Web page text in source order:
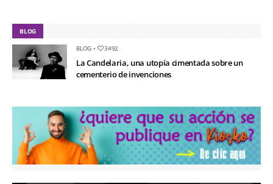
BLOG
BLOG • 3492
La Candelaria, una utopía cimentada sobre un
cementerio de invenciones